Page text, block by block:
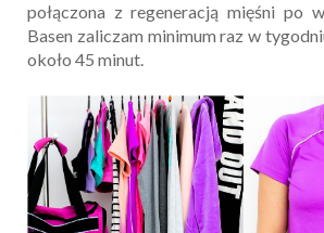
połączona z regeneracją mięśni po
Basen zaliczam minimum raz w
około 45 minut.